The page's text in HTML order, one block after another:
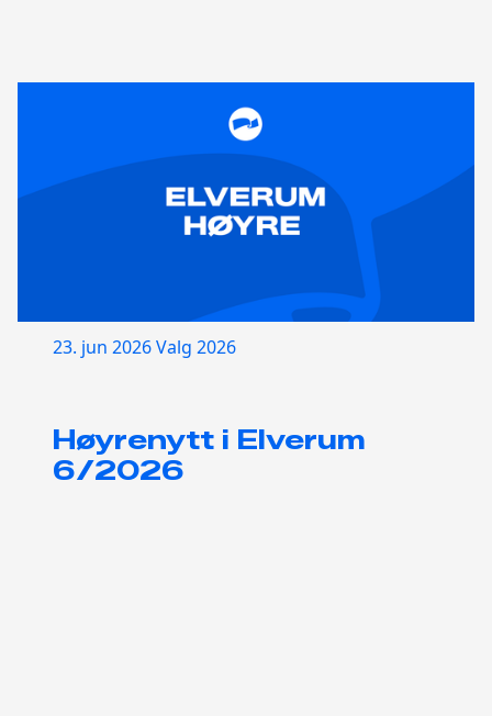
23. jun 2026Valg 2026
Høyrenytt i Elverum
6/2026